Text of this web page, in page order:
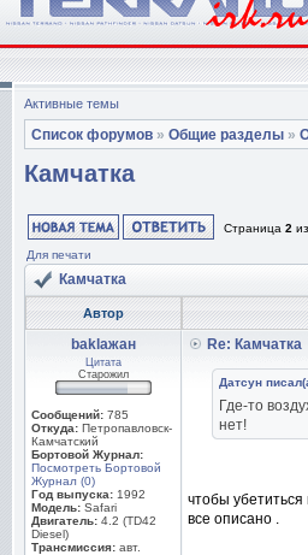
Активные темы
Список форумов » Общие разделы »
Камчатка
Страница 2 из
Для печати
Камчатка
Автор
baklaжан
Цитата
Старожил
Сообщений: 785
Откуда: Петропавловск-
Камчатский
Бортовой Журнал:
Посмотреть Бортовой
Журнал (0)
Год выпуска: 1992
Модель: Safari
Двигатель: 4.2 (TD42
Diesel)
Трансмиссия: авт.
Re: Камчатка
Датсун
Где-то
нет!
чтобы убетиться
все описано .